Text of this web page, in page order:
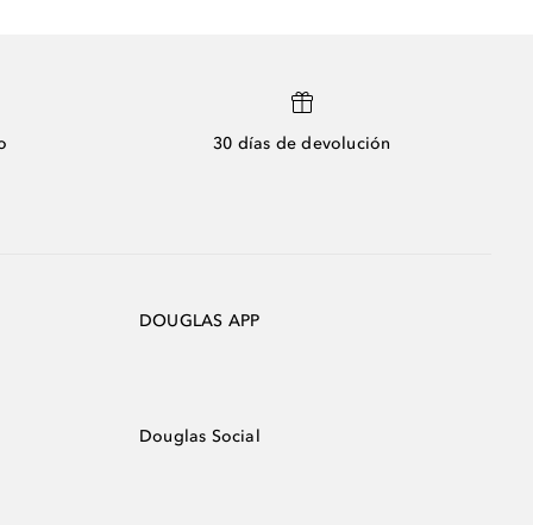
30 días de devolución
DOUGLAS APP
Douglas Social